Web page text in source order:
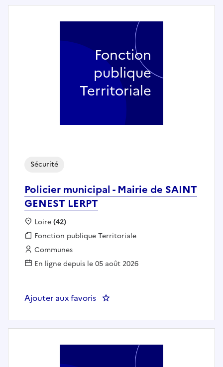
Policier municipal - Mairie de SAINT
GENEST LERPT
Sécurité
Localisation :
Loire(42)
Fonction publique :
Fonction publique Territoriale
Employeur :
Communes
En ligne depuis le 05 août 2026
Ajouter aux favoris : Policier municipal - Mairie de
Fonction
publique
Territoriale